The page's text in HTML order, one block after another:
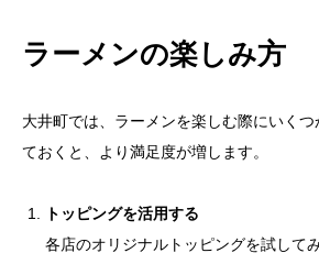
ラーメンの楽しみ方
大井町では、ラーメンを楽しむ際にいくつ
ておくと、より満足度が増します。
トッピングを活用する
各店のオリジナルトッピングを試して